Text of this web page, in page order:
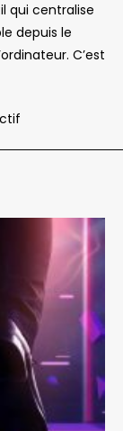
qui centralise
depuis le
C’est